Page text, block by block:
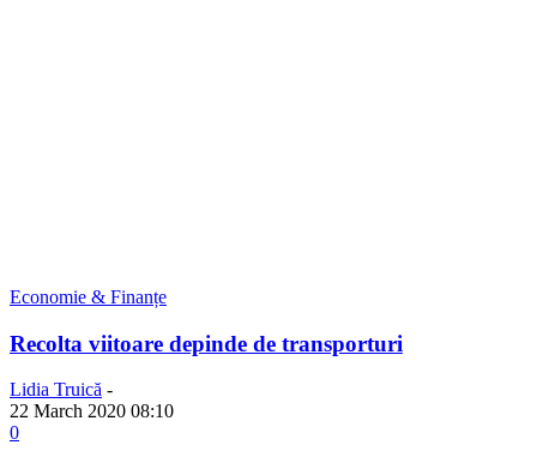
Economie & Finanțe
Recolta viitoare depinde de transporturi
Lidia Truică -
22 March 2020 08:10
0